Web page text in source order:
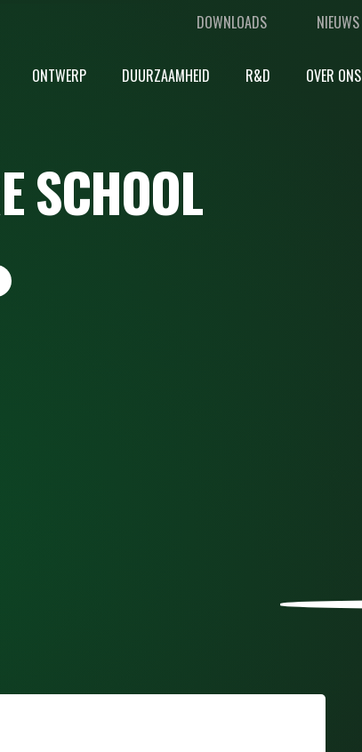
DOWNLOADS NIEUWS
ONTWERP DUURZAAMHEID R&D OVER ONS
SCHOOL